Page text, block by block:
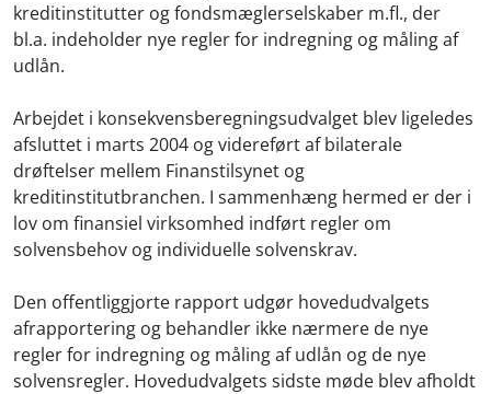
kreditinstitutter og fondsmæglerselskaber m.fl., der
bl.a. indeholder nye regler for indregning og måling af
udlån.
Arbejdet i konsekvensberegningsudvalget blev ligeledes
afsluttet i marts 2004 og videreført af bilaterale
drøftelser mellem Finanstilsynet og
kreditinstitutbranchen. I sammenhæng hermed er der i
lov om finansiel virksomhed indført regler om
solvensbehov og individuelle solvenskrav.
Den offentliggjorte rapport udgør hovedudvalgets
afrapportering og behandler ikke nærmere de nye
regler for indregning og måling af udlån og de nye
solvensregler. Hovedudvalgets sidste møde blev afholdt